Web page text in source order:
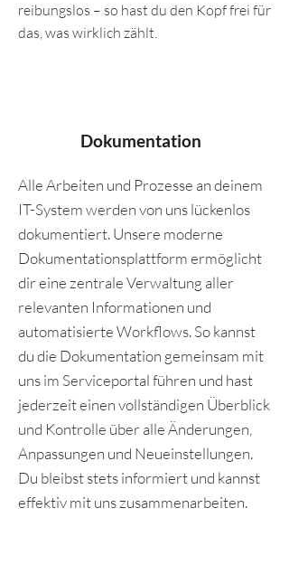
reibungslos – so hast du den Kopf frei für
das, was wirklich zählt.
Dokumentation
Alle Arbeiten und Prozesse an deinem
IT-System werden von uns lückenlos
dokumentiert. Unsere moderne
Dokumentationsplattform ermöglicht
dir eine zentrale Verwaltung aller
relevanten Informationen und
automatisierte Workflows. So kannst
du die Dokumentation gemeinsam mit
uns im Serviceportal führen und hast
jederzeit einen vollständigen Überblick
und Kontrolle über alle Änderungen,
Anpassungen und Neueinstellungen.
Du bleibst stets informiert und kannst
effektiv mit uns zusammenarbeiten.